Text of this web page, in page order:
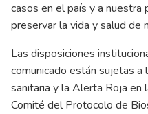
casos en el país y a nuestra
preservar la vida y salud de
Las disposiciones
comunicado están sujetas a
sanitaria y la Alerta Roja en
Comité del Protocolo de